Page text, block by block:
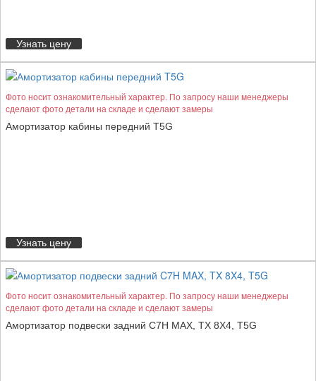
Узнать цену
Фото носит ознакомительный характер. По запросу наши менеджеры
сделают фото детали на складе и сделают замеры
Амортизатор кабины передний T5G
Узнать цену
Фото носит ознакомительный характер. По запросу наши менеджеры
сделают фото детали на складе и сделают замеры
Амортизатор подвески задний C7H MAX, TX 8X4, T5G